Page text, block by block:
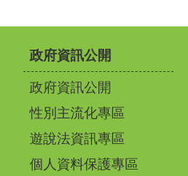
政府資訊公開
政府資訊公開
性別主流化專區
遊說法資訊專區
個人資料保護專區